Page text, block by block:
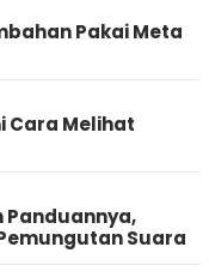
Pakai Meta
Cara Melihat
Panduannya,
Suara